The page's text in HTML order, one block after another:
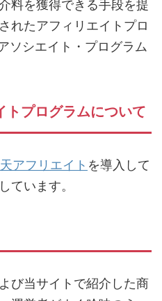
料を獲得できる手段を提
れたアフィリエイトプロ
ソシエイト・プログラム
トプログラムについて
アフリエイト を導入して
ています。
び当サイトで紹介した商